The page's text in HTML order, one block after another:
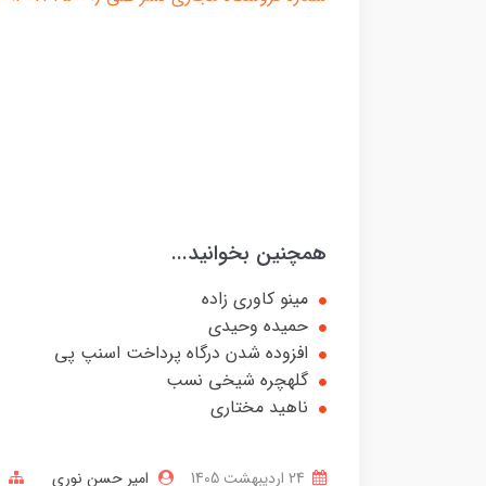
همچنین بخوانید...
مینو کاوری زاده
حمیده وحیدی
افزوده شدن درگاه پرداخت اسنپ پی
گلهچره شیخی نسب
ناهید مختاری
امیر حسن نوری